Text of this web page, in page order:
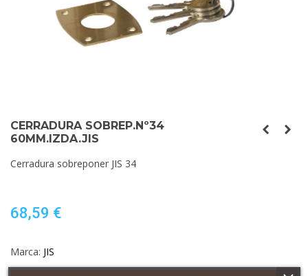
CERRADURA SOBREP.Nº34
60MM.IZDA.JIS
Cerradura sobreponer JIS 34
68,59 €
Marca: JIS